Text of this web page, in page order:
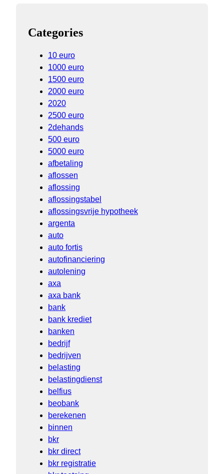
Categories
10 euro
1000 euro
1500 euro
2000 euro
2020
2500 euro
2dehands
500 euro
5000 euro
afbetaling
aflossen
aflossing
aflossingstabel
aflossingsvrije hypotheek
argenta
auto
auto fortis
autofinanciering
autolening
axa
axa bank
bank
bank krediet
banken
bedrijf
bedrijven
belasting
belastingdienst
belfius
beobank
berekenen
binnen
bkr
bkr direct
bkr registratie